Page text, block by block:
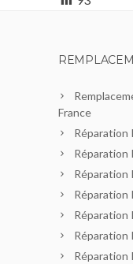
France
Réparation
Réparation
Réparation
Réparation
Réparation
Réparation
Réparation